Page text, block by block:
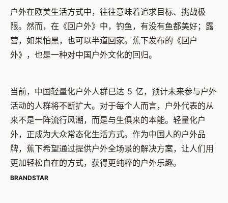
户外在欧美生活方式中，往往意味着追求目标、挑战极
限。然而，在《回户外》中，钓鱼，有没有鱼都美好；露
营，如果怕黑，也可以半道回家。蕉下发布的《回户
外》，也是一种对中国户外文化的回归。
当前，中国轻量化户外人群已达 5 亿，预计未来参与户外
活动的人群将不断扩大。对于每个人而言，户外代表的从
来不是一阵流行风潮，而是与生俱来的本能。轻量化户
外，正成为大众常态化生活方式。作为中国人的户外品
牌，蕉下希望通过提供户外全场景的解决方案，让人们用
更加轻松自在的方式，获得更纯粹的户外乐趣。
BRANDSTAR